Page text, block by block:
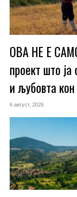
ОВА НЕ Е
проект што
и љубовта
6 август, 2026